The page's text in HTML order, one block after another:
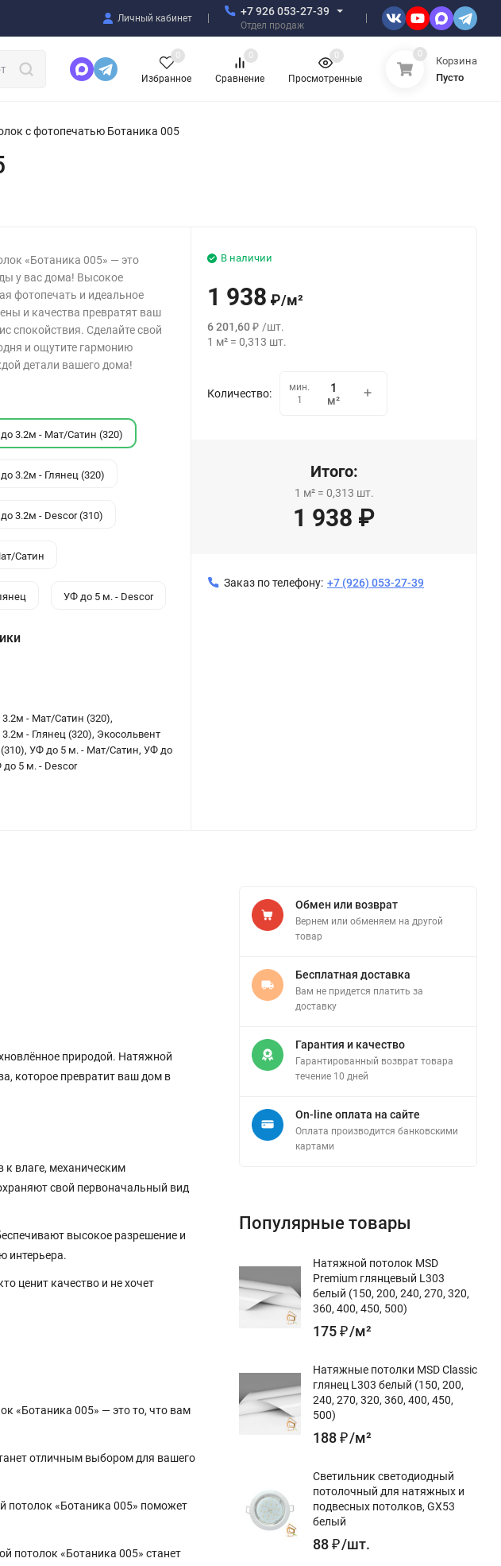
Личный кабинет
+7 926 053-27-39
Отдел продаж
Избранное
0
Сравнение
0
Просмотренные
0 0
Корзина
Пусто
с фотопечатью Ботаника 005
«Ботаника 005» — это
у вас дома! Высокое
фотопечать и идеальное
и качества превратят ваш
спокойствия. Сделайте свой
и ощутите гармонию
детали вашего дома!
3.2м - Мат/Сатин (320)
3.2м - Глянец (320)
3.2м - Descor (310)
Сатин
УФ до 5 м. - Descor
3.2м - Мат/Сатин (320),
- Глянец (320), Экосольвент
УФ до 5 м. - Мат/Сатин, УФ до
до 5 м. - Descor
В наличии
1 938 ₽/м²
6 201,60₽ /шт.
1 м² =0,313 шт.
Количество:
мин.
1
м²
Итого:
1 м²= 0,313 шт.
1 938 ₽
Заказ по телефону: +7 (926) 053-27-39
природой. Натяжной
которое превратит ваш дом в
к влаге, механическим
свой первоначальный вид
высокое разрешение и
интерьера.
ценит качество и не хочет
«Ботаника 005» — это то, что вам
отличным выбором для вашего
потолок «Ботаника 005» поможет
потолок «Ботаника 005» станет
Обмен или возврат
Вернем или обменяем на другой
товар
Бесплатная доставка
Вам не придется платить за
доставку
Гарантия и качество
Гарантированный возврат товара
течение 10 дней
On-line оплата на сайте
Оплата производится банковскими
картами
Популярные товары
Натяжной потолок MSD
Premium глянцевый L303
белый (150, 200, 240, 270, 320,
360, 400, 450, 500)
175₽/м²
Натяжные потолки MSD Classic
глянец L303 белый (150, 200,
240, 270, 320, 360, 400, 450,
500)
188₽/м²
Светильник светодиодный
потолочный для натяжных и
подвесных потолков, GX53
белый
88₽/шт.